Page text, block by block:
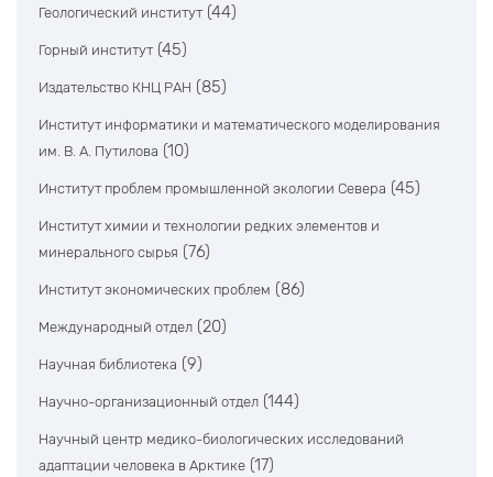
Геологический институт (44)
Горный институт (45)
Издательство КНЦ РАН (85)
Институт информатики и математического моделирования
им. В. А. Путилова (10)
Институт проблем промышленной экологии Севера (45)
Институт химии и технологии редких элементов и
минерального сырья (76)
Институт экономических проблем (86)
Международный отдел (20)
Научная библиотека (9)
Научно-организационный отдел (144)
Научный центр медико-биологических исследований
адаптации человека в Арктике (17)